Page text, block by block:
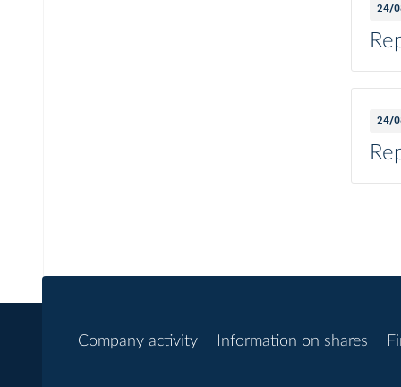
24/
24/
Company activity Information on shares